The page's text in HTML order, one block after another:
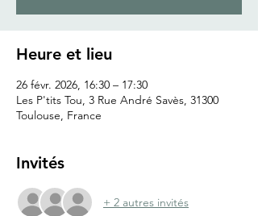
Heure et lieu
26 févr. 2026, 16:30 – 17:30
Les P'tits Tou, 3 Rue André Savès, 31300
Toulouse, France
Invités
+ 2 autres invités